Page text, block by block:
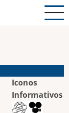
Iconos
Informativos